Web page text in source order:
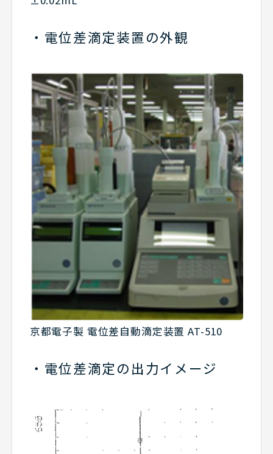
電位差滴定装置の外観
京都電子製 電位差自動滴定装置 AT-510
電位差滴定の出力イメージ